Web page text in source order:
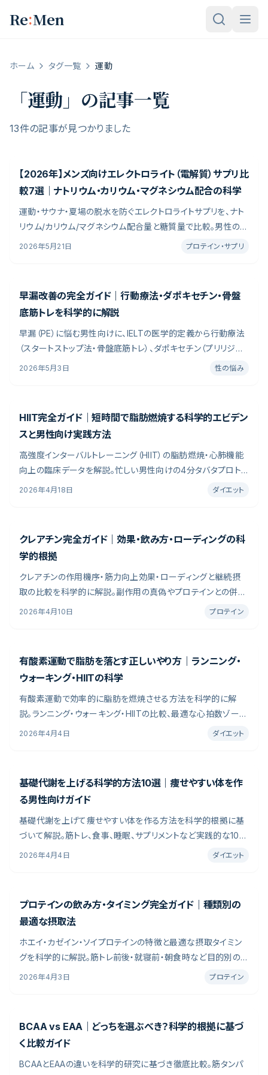
Re:Men
クリニック診断（ 無料 30秒）
ホーム タグ一覧 運動
「運動 」の記事一覧
13件の記事が見つかりました
【2026年】メンズ向けエレクトロライト（電解質）サプリ比
較7選｜ナトリウム・カリウム・マグネシウム配合の科学
運動・サウナ・夏場の脱水を防ぐエレクトロライトサプリを、ナト
リウム/カリウム/マグネシウム配合量と糖質量で比較。男性の血
圧・腎臓への影響を踏まえた7製品の選び方を解説します。
2026年5月21日 プロテイン・サプリ
早漏改善の完全ガイド｜行動療法・ダポキセチン・骨盤
底筋トレを科学的に解説
早漏（PE）に悩む男性向けに、IELTの医学的定義から行動療法
（スタートストップ法・骨盤底筋トレ）、ダポキセチン（プリリジー）
の特徴と注意点まで科学的根拠に基づいて整理。日本人男性
2026年5月3日 性の悩み
HIIT完全ガイド｜短時間で脂肪燃焼する科学的エビデン
スと男性向け実践方法
高強度インターバルトレーニング（HIIT）の脂肪燃焼・心肺機能
向上の臨床データを解説。忙しい男性向けの4分タバタプロト
コル実践法も紹介。科学的根拠と継続性のバランスを重視し、
2026年4月18日 ダイエット
クレアチン完全ガイド｜効果・飲み方・ローディングの科
学的根拠
クレアチンの作用機序・筋力向上効果・ローディングと継続摂
取の比較を科学的に解説。副作用の真偽やプロテインとの併用
方法も紹介。吸収速度・コスト・成分まで、用途別の判断基準を
2026年4月10日 プロテイン
有酸素運動で脂肪を落とす正しいやり方｜ランニング・
ウォーキング・HIITの科学
有酸素運動で効率的に脂肪を燃焼させる方法を科学的に解
説。ランニング・ウォーキング・HIITの比較、最適な心拍数ゾー
ン、筋肉を落とさない工夫を紹介。「有酸素運動をしているのに
2026年4月4日 ダイエット
基礎代謝を上げる科学的方法10選｜痩せやすい体を作
る男性向けガイド
基礎代謝を上げて痩せやすい体を作る方法を科学的根拠に基
づいて解説。筋トレ、食事、睡眠、サプリメントなど実践的な10の
方法を紹介。「食べる量を減らしているのに体重が落ちない」
2026年4月4日 ダイエット
プロテインの飲み方・タイミング完全ガイド｜種類別の
最適な摂取法
ホエイ・カゼイン・ソイプロテインの特徴と最適な摂取タイミン
グを科学的に解説。筋トレ前後・就寝前・朝食時など目的別の
飲み方を紹介します。「プロテインはトレーニング直後に飲まな
2026年4月3日 プロテイン
BCAA vs EAA｜どっちを選ぶべき？科学的根拠に基づ
く比較ガイド
BCAAとEAAの違いを科学的研究に基づき徹底比較。筋タンパ